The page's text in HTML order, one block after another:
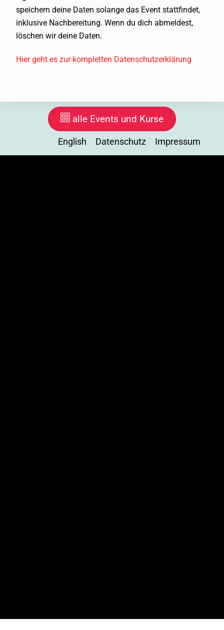
speichern deine Daten solange das Event stattfindet,
inklusive Nachbereitung. Wenn du dich abmeldest,
löschen wir deine Daten.
Hier geht es zur kompletten Datenschutzerklärung
alle Events und Kurse
English Datenschutz Impressum